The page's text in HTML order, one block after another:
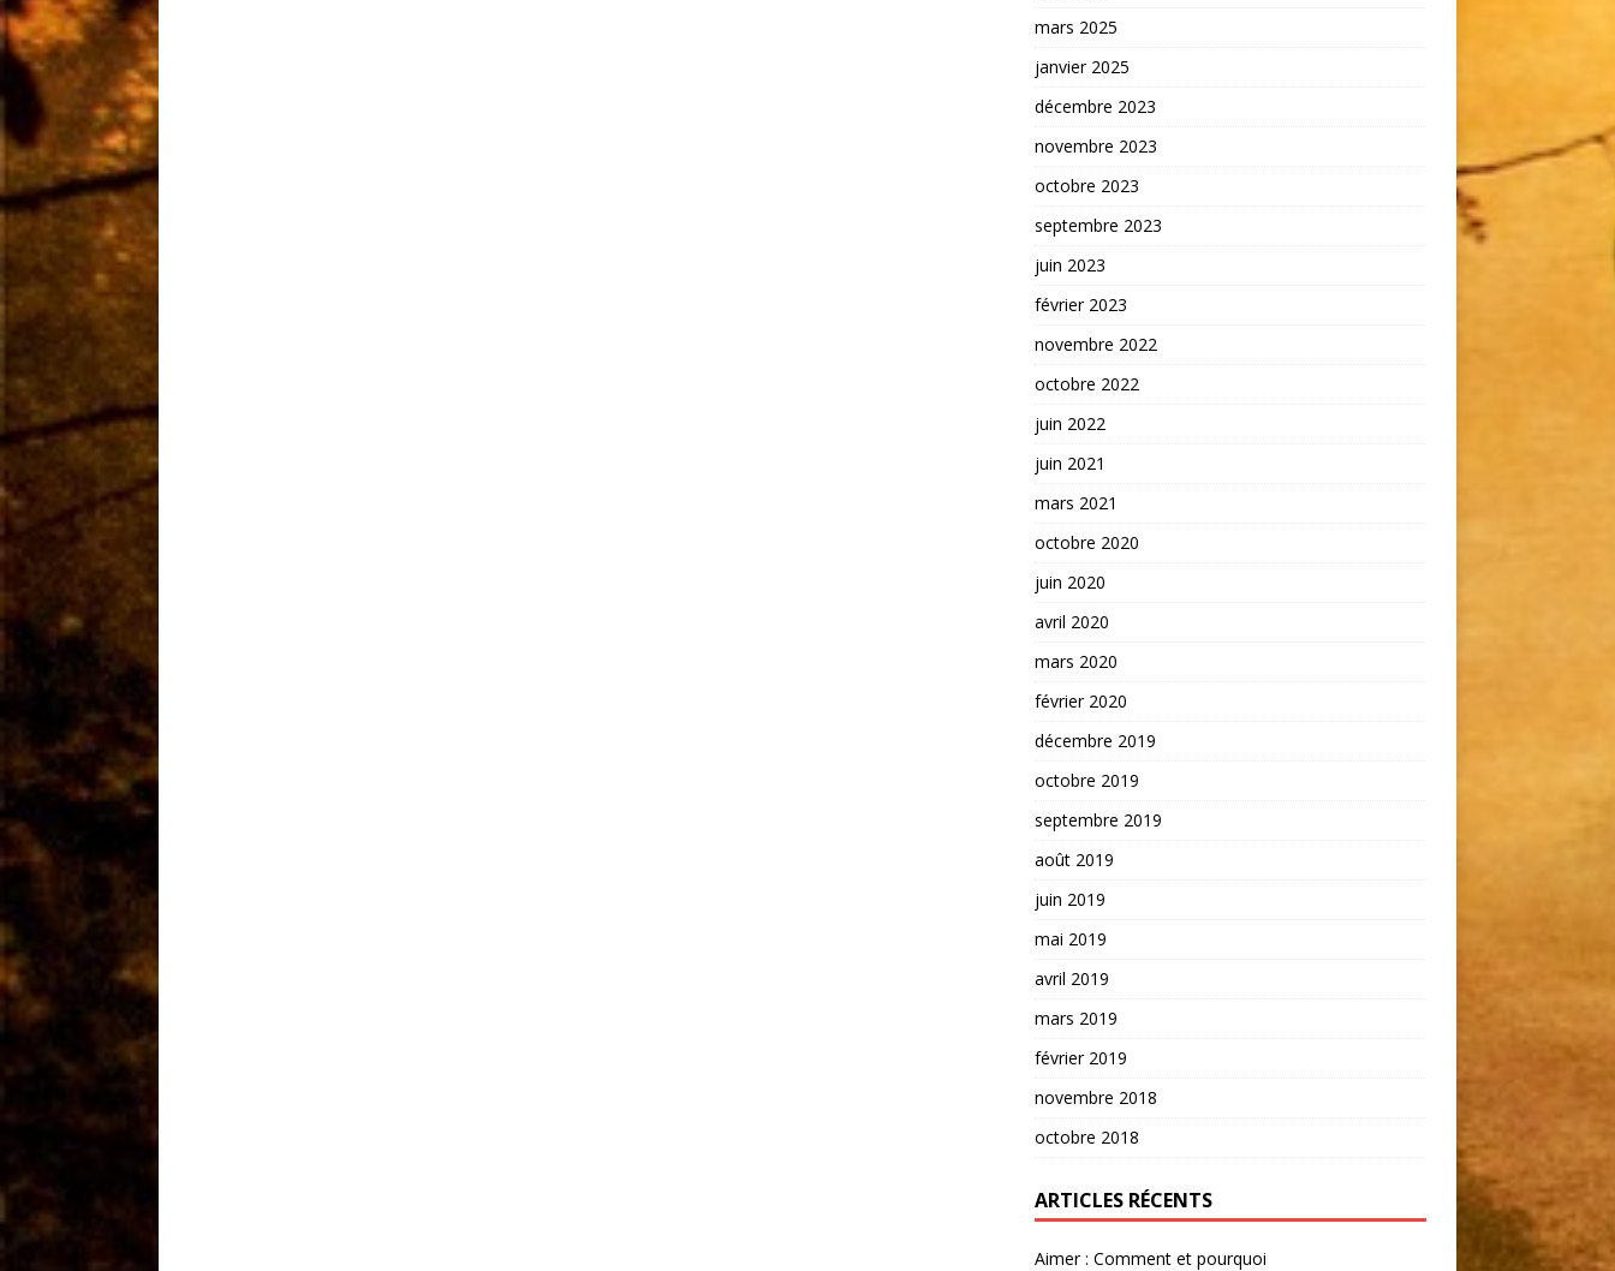
mars 2025
janvier 2025
décembre 2023
novembre 2023
octobre 2023
septembre 2023
juin 2023
février 2023
novembre 2022
octobre 2022
juin 2022
juin 2021
mars 2021
octobre 2020
juin 2020
avril 2020
mars 2020
février 2020
décembre 2019
octobre 2019
septembre 2019
août 2019
juin 2019
mai 2019
avril 2019
mars 2019
février 2019
novembre 2018
octobre 2018
ARTICLES RÉCENTS
Aimer : Comment et pourquoi